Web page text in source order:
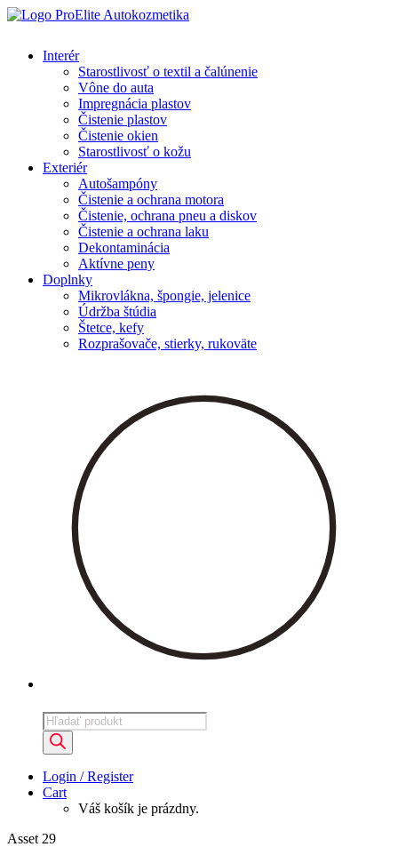
Interér
Starostlivosť o textil a čalúnenie
Vône do auta
Impregnácia plastov
Čistenie plastov
Čistenie okien
Starostlivosť o kožu
Exteriér
Autošampóny
Čistenie a ochrana motora
Čistenie, ochrana pneu a diskov
Čistenie a ochrana laku
Dekontaminácia
Aktívne peny
Doplnky
Mikrovlákna, špongie, jelenice
Údržba štúdia
Štetce, kefy
Rozprašovače, stierky, rukoväte
Products
search
Login / Register
Cart
Váš košík je prázdny.
Asset 29